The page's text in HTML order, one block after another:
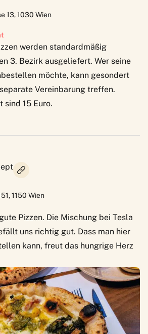
13,1030 Wien
werden standardmäßig
3. Bezirk ausgeliefert. Wer seine
möchte, kann gesondert
Vereinbarung treffen.
15 Euro.
,1150 Wien
Pizzen. Die Mischung bei Tesla
uns richtig gut. Dass man hier
kann, freut das hungrige Herz